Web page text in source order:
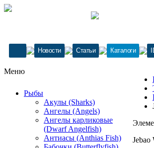
Новости Статьи Каталоги
Меню
Рыбы
Акулы (Sharks)
Ангелы (Angels)
Ангелы карликовые
(Dwarf Angelfish)
Антиасы (Anthias Fish)
Jebao